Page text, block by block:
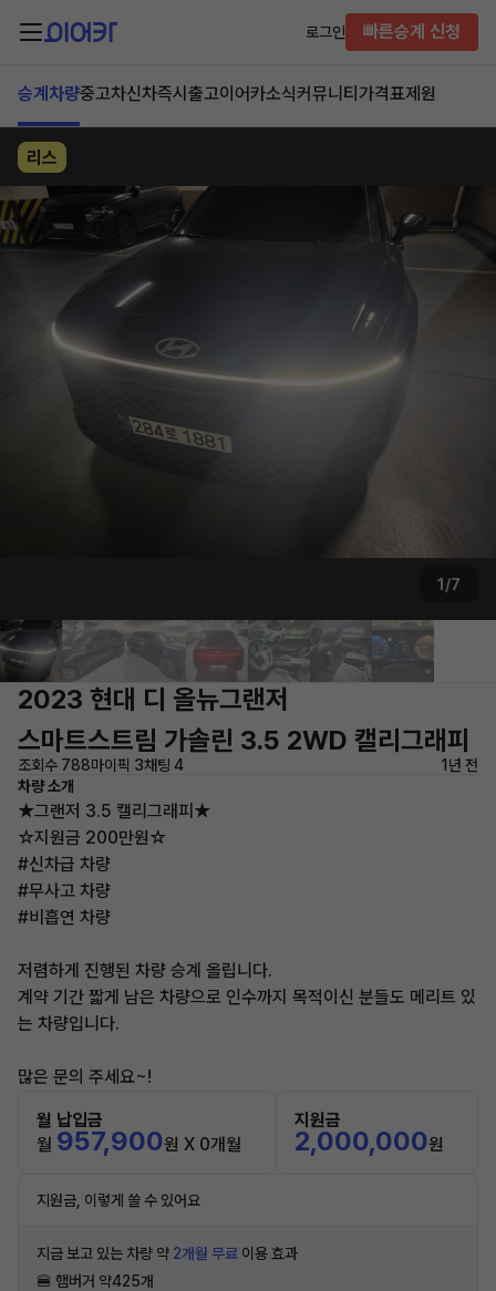
로그인 빠른승계 신청
승계차량중고차신차즉시출고이어카소식커뮤니티 가격표제원
리스
1/7
2023 현대 디 올뉴그랜저
스마트스트림 가솔린 3.5 2WD 캘리그래피
조회수 788마이픽 3채팅 4
1년 전
차량 소개
★그랜저 3.5 캘리그래피★
☆지원금 200만원☆
#신차급 차량
#무사고 차량
#비흡연 차량
저렴하게 진행된 차량 승계 올립니다.
계약 기간 짧게 남은 차량으로 인수까지 목적이신 분들도 메리트 있
는 차량입니다.
많은 문의 주세요~!
월 납입금
월 957,900원 X 0개월
지원금
2,000,000원
지원금, 이렇게 쓸 수 있어요
지금 보고 있는 차량 약 2개월 무료 이용 효과
🍔 햄버거 약425개